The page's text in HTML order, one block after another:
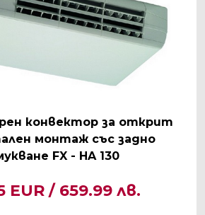
конвектор за открит
монтаж със задно
FX - HA 130
EUR / 659.99 лв.